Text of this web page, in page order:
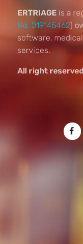
ERTRIAGE is a
No. 019145462)
software,
services.
All right